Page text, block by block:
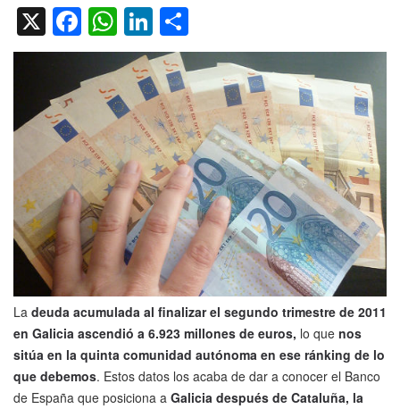
X Facebook
WhatsApp
LinkedIn
La deuda acumulada al finalizar el segundo trimestre de 2011
en Galicia ascendió a 6.923 millones de euros, lo que nos
sitúa en la quinta comunidad autónoma en ese ránking de lo
que debemos. Estos datos los acaba de dar a conocer el Banco
de España que posiciona a Galicia después de Cataluña, la